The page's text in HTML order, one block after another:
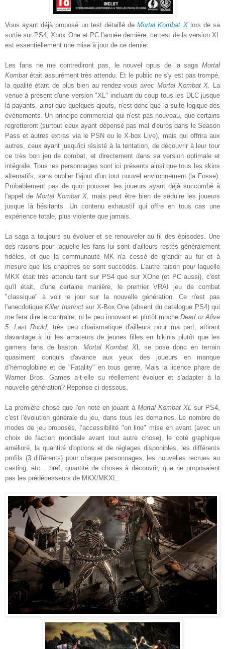
Vous ayant déjà proposé un test détaillé deMortal Kombat Xlors de sa
sortie sur PS4, Xbox One et PC l'année dernière, ce test de la version XL
est essentiellement une mise à jour de ce dernier.
Les fans ne me contrediront pas, l e nouvel opus de la saga Mortal
Kombat était assurément très attendu. Et le public ne s'y est pas trompé,
la qualité étantde plus bien au rendez-vous avec Mortal Kombat X. La
venue à présent d'une version "XL" incluant du coup tous les DLC jusque
là payants, ainsi que quelques ajouts, n'est donc que la suite logique des
événements. Un principe commercial qui n'est pas nouveau, que certains
regretteront (surtout ceux ayant dépensé pas mal d'euros dans le Season
Pass et autres extras via le PSN ou le X-box Live), mais qui offrira aux
autres, ceux ayant jusqu'ici résisté à la tentation, de découvrir à leur tour
ce très bon jeu de combat, et directement dans sa version optimale et
intégrale. Tous les personnages sont ici présents ainsi que tous les skins
alternatifs, sans oublier l'ajout d'un tout nouvel environnement(la Fosse).
Probablement pas de quoi pousser les joueurs ayant déjà succombé à
l'appel de Mortal Kombat X, mais peut être bien de séduire les joueurs
jusque là hésitants. Un contenu exhaustif qui offre en tous cas une
expérience totale, plus violente que jamais.
La saga a toujours su évoluer et se renouveler au fil des épisodes. Une
des raisons pour laquelle les fans lui sont d'ailleurs restés généralement
fidèles, et que la communauté MK n'a cessé de grandir au fur et à
mesure que les chapitres se sont succédés. L'autre raison pour laquelle
MKX était très attendu tant sur PS4 que sur XOne (et PC aussi), c'est
qu'ilétait, d'une certaine manière, le premier VRAI jeu de combat
"classique" à voir le jour sur la nouvelle génération. Ce n'est pas
l'anecdotiqueKiller Instinctsur X-Box One (absent du catalogue PS4) qui
me fera dire le contraire, ni le peu innovant et plutôt mocheDead or Alive
5: Last Rould, très peu charismatique d'ailleurs pour ma part, attirant
davantage à lui les amateurs de jeunes filles en bikinis plutôt que les
gamers fans de baston.Mortal Kombat XL se pose donc en terrain
quasiment conquis d'avance aux yeux des joueurs en manque
d’hémoglobine et de "Fatality" en tous genre. Mais la licence phare de
Warner Bros. Games a-t-elle su réellement évoluer et s'adapter à la
nouvelle génération? Réponse ci-dessous.
La première chose que l'on note en jouant àMortal Kombat XL sur PS4,
c'est l'évolution générale du jeu, dans tous les domaines. Le nombre de
modes de jeu proposés, l’accessibilité "on line" mise en avant (avec un
choix de faction mondiale avant tout autre chose), le coté graphique
amélioré, la quantité d'options et de réglages disponibles, les différents
profils (3 différents) pour chaque personnages, les nouvelles recrues au
casting, etc... bref, quantité de choses à découvrir, que ne proposaient
pas les prédécesseurs de MKX/MKXL.